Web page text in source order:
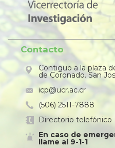
Contacto
Contiguo a la plaza
de Coronado. San
icp@ucr.ac.cr
(506) 2511-7888
Directorio telefónico
En caso de
llame al 9-1-1